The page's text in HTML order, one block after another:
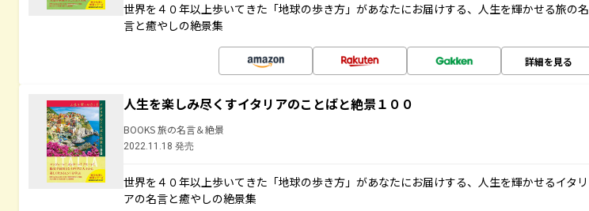
世界を４０年以上歩いてきた「地球の歩き方」があなたにお届けする、人生を輝かせる旅の名
言と癒やしの絶景集
詳細を見る
人生を楽しみ尽くすイタリアのことばと絶景１００
BOOKS 旅の名言＆絶景
2022.11.18 発売
世界を４０年以上歩いてきた「地球の歩き方」があなたにお届けする、人生を輝かせるイタリ
アの名言と癒やしの絶景集